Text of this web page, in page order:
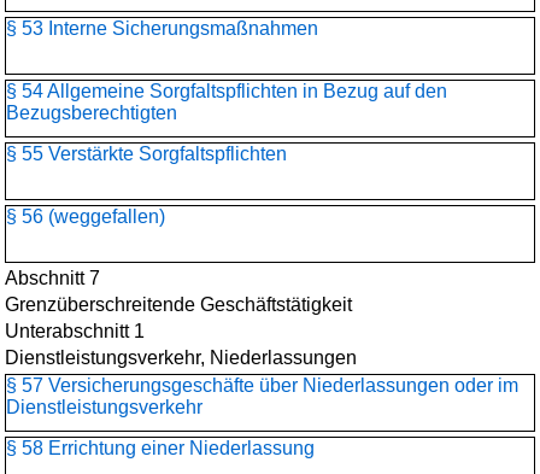
§ 53 Interne Sicherungsmaßnahmen
§ 54 Allgemeine Sorgfaltspflichten in Bezug auf den
Bezugsberechtigten
§ 55 Verstärkte Sorgfaltspflichten
§ 56 (weggefallen)
Abschnitt 7
Grenzüberschreitende Geschäftstätigkeit
Unterabschnitt 1
Dienstleistungsverkehr, Niederlassungen
§ 57 Versicherungsgeschäfte über Niederlassungen oder im
Dienstleistungsverkehr
§ 58 Errichtung einer Niederlassung